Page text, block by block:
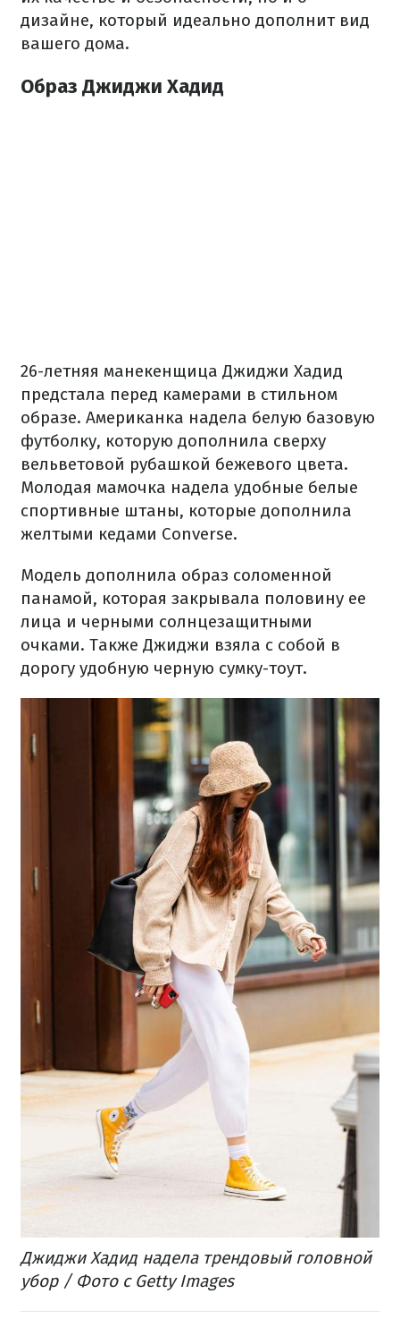
дизайне, который идеально дополнит вид
вашего дома.
Образ Джиджи Хадид
26-летняя манекенщица Джиджи Хадид
предстала перед камерами в стильном
образе. Американка надела белую базовую
футболку, которую дополнила сверху
вельветовой рубашкой бежевого цвета.
Молодая мамочка надела удобные белые
спортивные штаны, которые дополнила
желтыми кедами Converse.
Модель дополнила образ соломенной
панамой, которая закрывала половину ее
лица и черными солнцезащитными
очками. Также Джиджи взяла с собой в
дорогу удобную черную сумку-тоут.
Джиджи Хадид надела трендовый головной
убор / Фото с Getty Images